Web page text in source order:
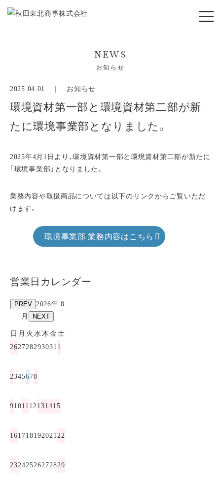
NEWS
お知らせ
2025.04.01 ｜ お知らせ
環境資材第一部と環境資材第二部が新
たに環境事業部となりました。
2025年4月1日より、環境資材第一部と環境資材第二部が新たに
「環境事業部」となりました。
業務内容や取扱商品については以下のリンクからご覧いただ
けます。
環境事業部 業務内容はこちら
営業日カレンダー
PREV 2026年 8
月
NEXT
日 月 火 水木 金 土
262728293031 1
2345678
91011 12131415
16171819202122
23242526272829